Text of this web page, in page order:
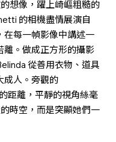
想像，躍上崎嶇粗糙的
的相機盡情展演自
在每一幀影像中講述一
離。做成正方形的攝影
從善用衣物、道具
成人。旁觀的
距離，平靜的視角絲毫
時空，而是突顯她們一